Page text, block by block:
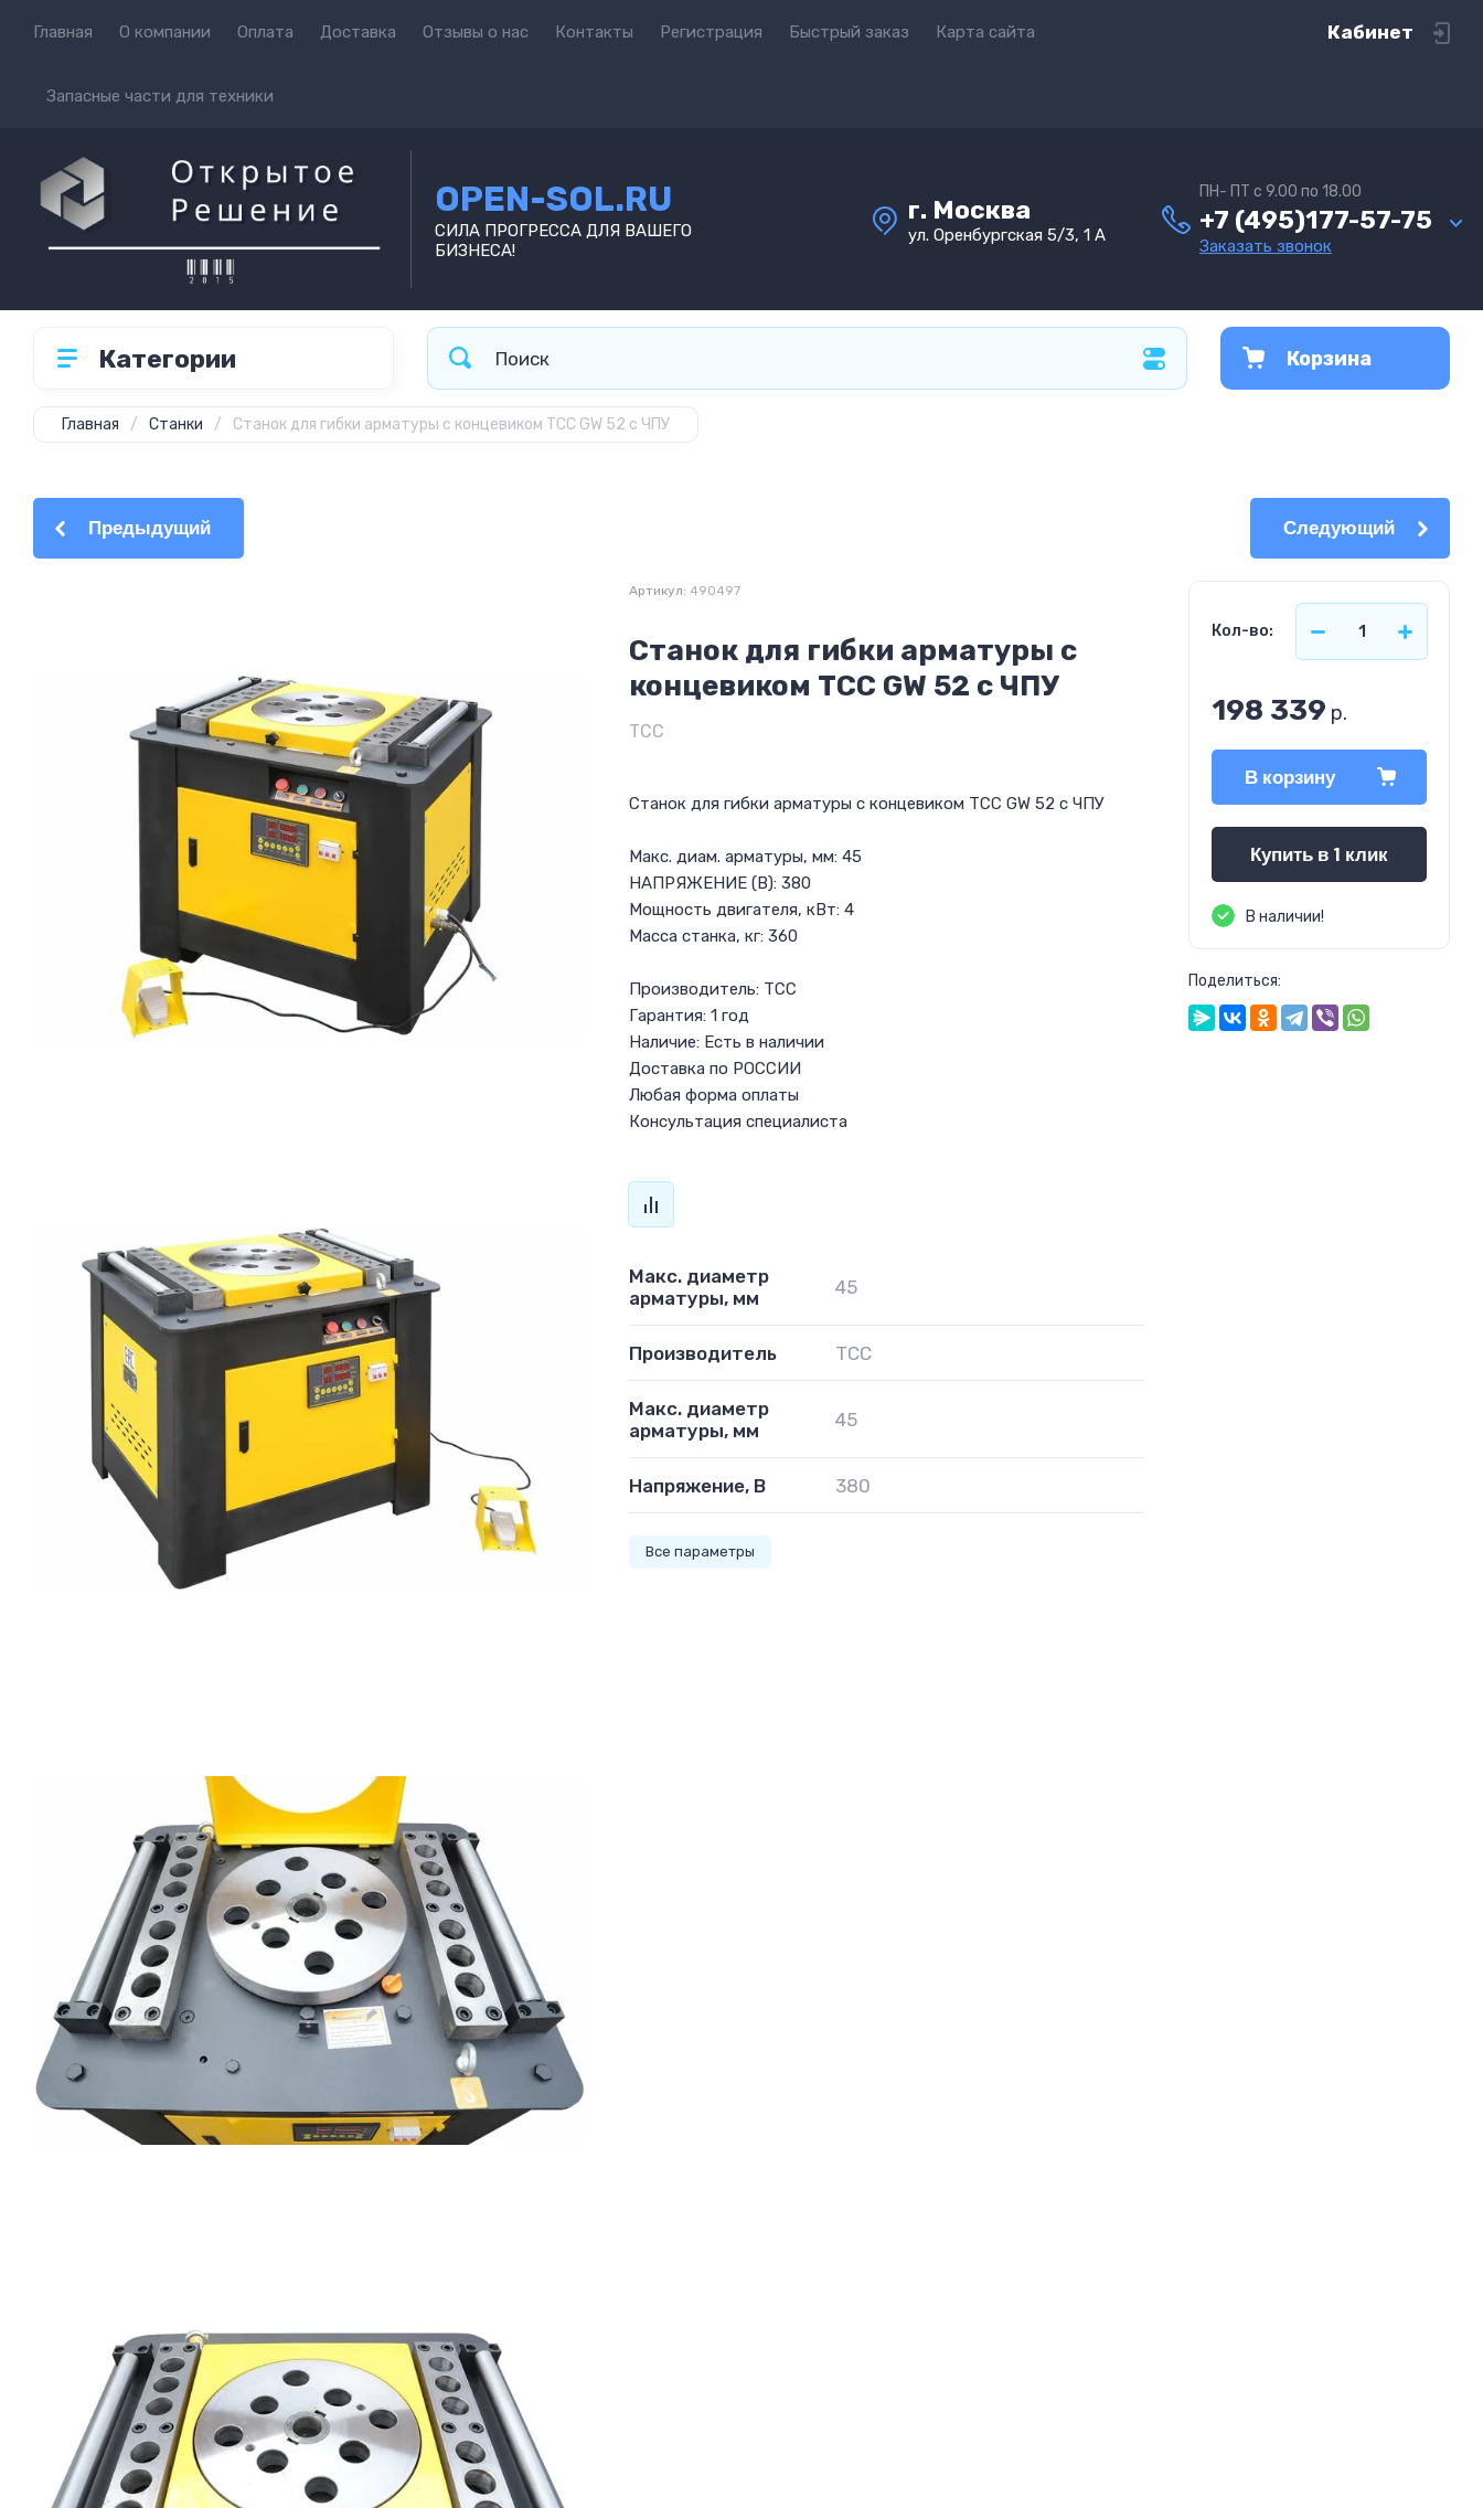
Главная О компании Оплата Доставка Отзывы о нас Контакты Регистрация Быстрый заказ Карта сайта
Запасные части для техники
Кабинет
OPEN-SOL.RU
СИЛА ПРОГРЕССА ДЛЯ ВАШЕГО
БИЗНЕСА!
г. Москва
ул. Оренбургская 5/3, 1 А
ПН- ПТ с 9.00 по 18.00
+7 (495)177-57-75
Заказать звонок
Категории Корзина
Главная / Станки / Станок для гибки арматуры с концевиком ТСС GW 52 с ЧПУ
Предыдущий Следующий
Артикул: 490497
Станок для гибки арматуры с
концевиком ТСС GW 52 с ЧПУ
ТСС
Станок для гибки арматуры с концевиком ТСС GW 52 с ЧПУ
Макс. диам. арматуры, мм: 45
НАПРЯЖЕНИЕ (В): 380
Мощность двигателя, кВт: 4
Масса станка, кг: 360
Производитель: ТСС
Гарантия: 1 год
Наличие: Есть в наличии
Доставка по РОССИИ
Любая форма оплаты
Консультация специалиста
Макс. диаметр
арматуры, мм
45
Производитель ТСС
Макс. диаметр
арматуры, мм
45
Напряжение, В 380
Все параметры
Кол-во:
198 339 р.
В корзину
Купить в 1 клик
В наличии!
Поделиться: